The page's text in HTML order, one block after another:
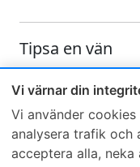
Vi värnar din
Vi använder
analysera trafik och
acceptera alla,
Tipsa en vän
Skicka ett e-mail